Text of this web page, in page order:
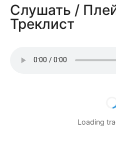
Слушать /
Треклист
Loading